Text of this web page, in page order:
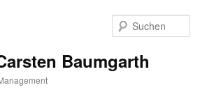
Baumgarth